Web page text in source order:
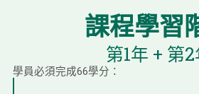
課程學習
第1年 + 第
學員必須完成66學分：